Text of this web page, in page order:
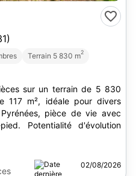
Terrain 5 830 m2
sur un terrain de 5 830
117 m², idéale pour divers
pièce de vie avec
Potentialité d'évolution
02/08/2026